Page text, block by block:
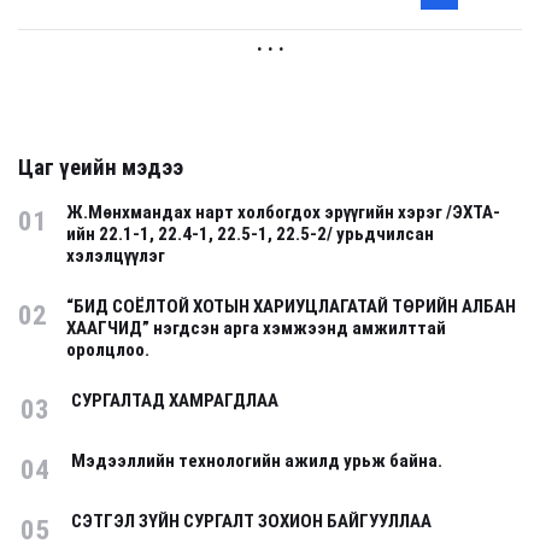
. . .
Цаг үеийн мэдээ
01
Ж.Мөнхмандах нарт холбогдох эрүүгийн хэрэг /ЭХТА-
ийн 22.1-1, 22.4-1, 22.5-1, 22.5-2/ урьдчилсан
хэлэлцүүлэг
02
“БИД СОЁЛТОЙ ХОТЫН ХАРИУЦЛАГАТАЙ ТӨРИЙН АЛБАН
ХААГЧИД” нэгдсэн арга хэмжээнд амжилттай
оролцлоо.
03 СУРГАЛТАД ХАМРАГДЛАА
04 Мэдээллийн технологийн ажилд урьж байна.
05 СЭТГЭЛ ЗҮЙН СУРГАЛТ ЗОХИОН БАЙГУУЛЛАА